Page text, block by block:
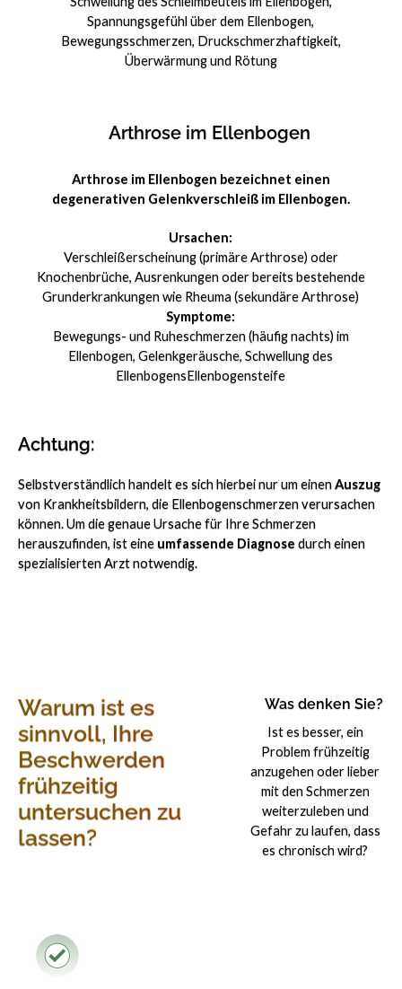
Spannungsgefühl über dem Ellenbogen,
Bewegungsschmerzen, Druckschmerzhaftigkeit,
Überwärmung und Rötung
Arthrose im Ellenbogen
Arthrose im Ellenbogen bezeichnet einen
degenerativen Gelenkverschleiß im Ellenbogen.
Ursachen:
Verschleißerscheinung (primäre Arthrose) oder
Knochenbrüche, Ausrenkungen oder bereits bestehende
Grunderkrankungen wie Rheuma (sekundäre Arthrose)
Symptome:
Bewegungs- und Ruheschmerzen (häufig nachts) im
Ellenbogen, Gelenkgeräusche, Schwellung des
EllenbogensEllenbogensteife
Achtung:
Selbstverständlich handelt es sich hierbei nur um einenAuszug
von Krankheitsbildern, die Ellenbogenschmerzen verursachen
können. Um die genaue Ursache für Ihre Schmerzen
herauszufinden, ist eine umfassende Diagnose durch einen
spezialisierten Arzt notwendig.
Warum ist es
sinnvoll, Ihre
Beschwerden
frühzeitig
untersuchen zu
lassen?
Was denken Sie?
Ist es besser, ein
Problem frühzeitig
anzugehen oder lieber
mit den Schmerzen
weiterzuleben und
Gefahr zu laufen, dass
es chronisch wird?